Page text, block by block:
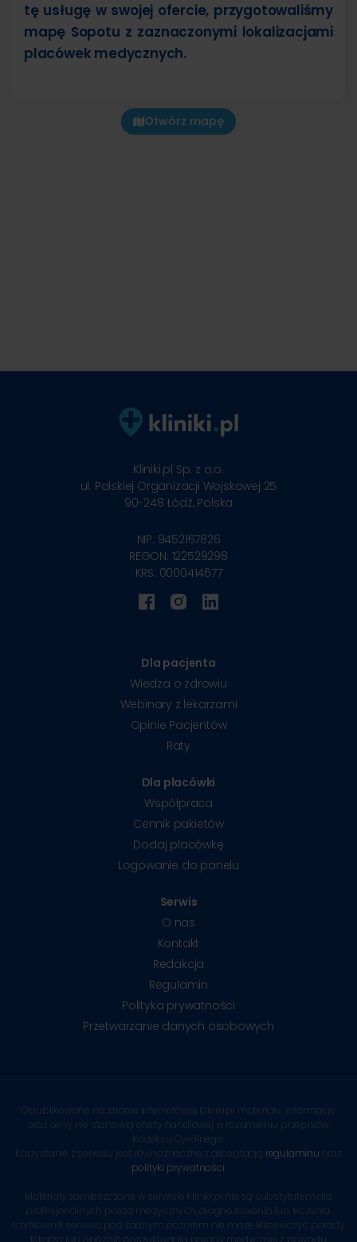
tę usługę w swojej ofercie, przygotowaliśmy
mapę Sopotu z zaznaczonymi lokalizacjami
placówek medycznych.
Otwórz mapę
Kliniki.pl Sp. z o.o.
ul. Polskiej Organizacji Wojskowej 25
90-248 Łódź, Polska
NIP: 9452167826
REGON: 122529298
KRS: 0000414677
Dla pacjenta
Wiedza o zdrowiu
Webinary z lekarzami
Opinie Pacjentów
Raty
Dla placówki
Współpraca
Cennik pakietów
Dodaj placówkę
Logowanie do panelu
Serwis
O nas
Kontakt
Redakcja
Regulamin
Polityka prywatności
Przetwarzanie danych osobowych
Opublikowane na stronie internetowej Kliniki.pl materiały, informacje
oraz ceny nie stanowią oferty handlowej w rozumieniu przepisów
Kodeksu Cywilnego.
Korzystanie z serwisu jest równoznaczne z akceptacją regulaminu oraz
polityki prywatności
Materiały zamieszczone w serwisie Kliniki.pl nie są substytutem dla
profesjonalnych porad medycznych, diagnozowania lub leczenia.
Użytkownik serwisu pod żadnym pozorem nie może lekceważyć porady